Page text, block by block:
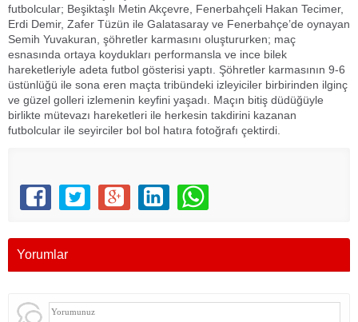
futbolcular; Beşiktaşlı Metin Akçevre, Fenerbahçeli Hakan Tecimer,
Erdi Demir, Zafer Tüzün ile Galatasaray ve Fenerbahçe’de oynayan
Semih Yuvakuran, şöhretler karmasını oluştururken; maç
esnasında ortaya koydukları performansla ve ince bilek
hareketleriyle adeta futbol gösterisi yaptı. Şöhretler karmasının 9-6
üstünlüğü ile sona eren maçta tribündeki izleyiciler birbirinden ilginç
ve güzel golleri izlemenin keyfini yaşadı. Maçın bitiş düdüğüyle
birlikte mütevazı hareketleri ile herkesin takdirini kazanan
futbolcular ile seyirciler bol bol hatıra fotoğrafı çektirdi.
Yorumlar